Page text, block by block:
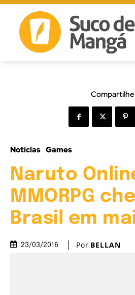
Notícias Games
Naruto
MMORPG
Brasil em
23/03/2016 Por BELLAN